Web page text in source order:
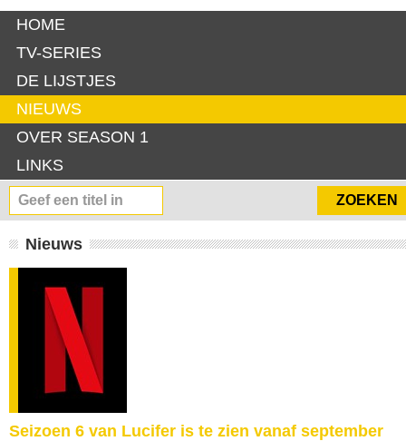
HOME
TV-SERIES
DE LIJSTJES
NIEUWS
OVER SEASON 1
LINKS
Nieuws
Seizoen 6 van Lucifer is te zien vanaf september